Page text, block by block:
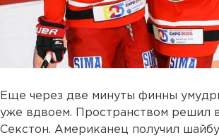
Еще через две минуты финны
уже вдвоем. Пространством решил
Секстон. Американец получил